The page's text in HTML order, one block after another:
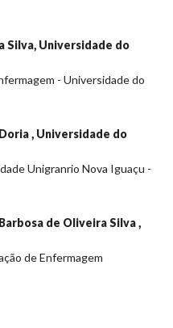
Silva, Universidade do
- Universidade do
, Universidade do
Unigranrio Nova Iguaçu -
de Oliveira Silva ,
de Enfermagem